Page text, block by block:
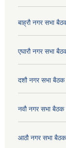
बाह्रौ नगर सभा
एघारौ नगर सभा
दशौ नगर सभा बैठक
नवौ नगर सभा बैठक
आठौ नगर सभा बैठक